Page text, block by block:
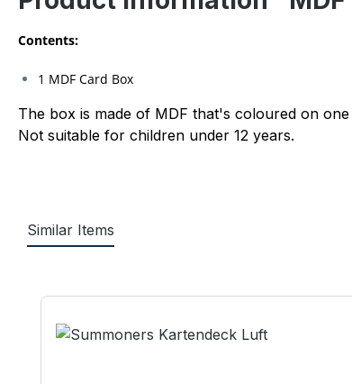
Contents:
1 MDF Card Box
The box is made of MDF that's coloured on
Not suitable for children under 12 years.
Similar Items